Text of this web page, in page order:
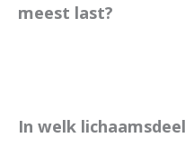
meest last?
In welk